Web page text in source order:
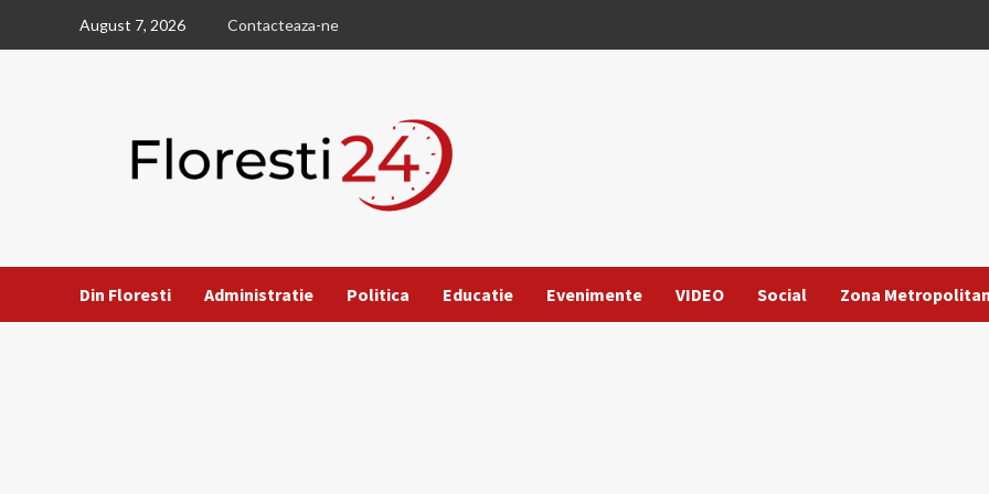
August 7, 2026 Contacteaza-ne
Din Floresti Administratie Politica Educatie Evenimente VIDEO Social Zona